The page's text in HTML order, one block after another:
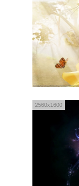
2560x1600